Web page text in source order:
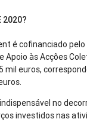
2020?
é cofinanciado pelo
Apoio às Acções
mil euros,
no
investidos nas